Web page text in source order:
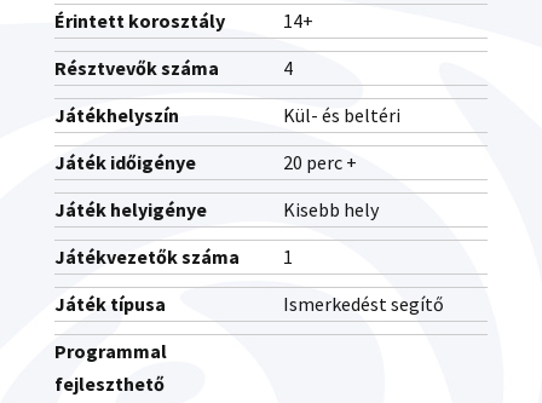
Érintett korosztály
14+
Résztvevők száma
4
Játékhelyszín
Kül- és beltéri
Játék időigénye
20 perc +
Játék helyigénye
Kisebb hely
Játékvezetők száma
1
Játék típusa
Ismerkedést segítő
Programmal
fejleszthető